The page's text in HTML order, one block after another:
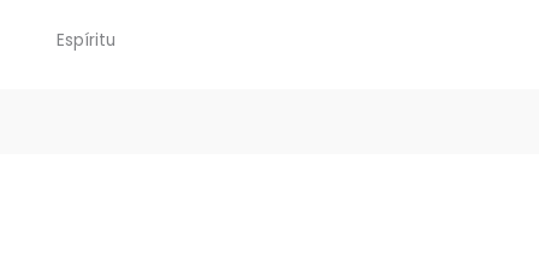
Espíritu